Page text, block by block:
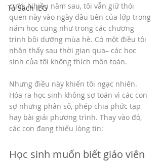
Tủ Sách IEG
cười. Nhiều năm sau, tôi vẫn giữ thói
quen này vào ngày đầu tiên của lớp trong
năm học cũng như trong các chương
trình bồi dưỡng mùa hè. Có một điều tôi
nhận thấy sau thời gian qua– các học
sinh của tôi không thích môn toán.
Nhưng điều này khiến tôi ngạc nhiên.
Hóa ra học sinh không sợ toán vì các con
sợ những phân số, phép chia phức tạp
hay bài giải phương trình. Thay vào đó,
các con đang thiếu lòng tin:
Học sinh muốn biết giáo viên